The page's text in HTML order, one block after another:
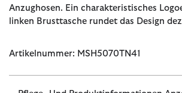
Anzughosen. Ein charakteristisches
linken Brusttasche rundet das Design
Artikelnummer: MSH5070TN41